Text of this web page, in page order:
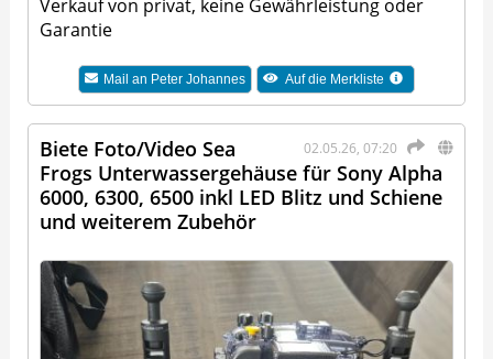
Verkauf von privat, keine Gewährleistung oder
Garantie
Mail an Peter Johannes Auf die Merkliste
02.05.26, 07:20
Biete Foto/Video Sea
Frogs Unterwassergehäuse für Sony Alpha
6000, 6300, 6500 inkl LED Blitz und Schiene
und weiterem Zubehör